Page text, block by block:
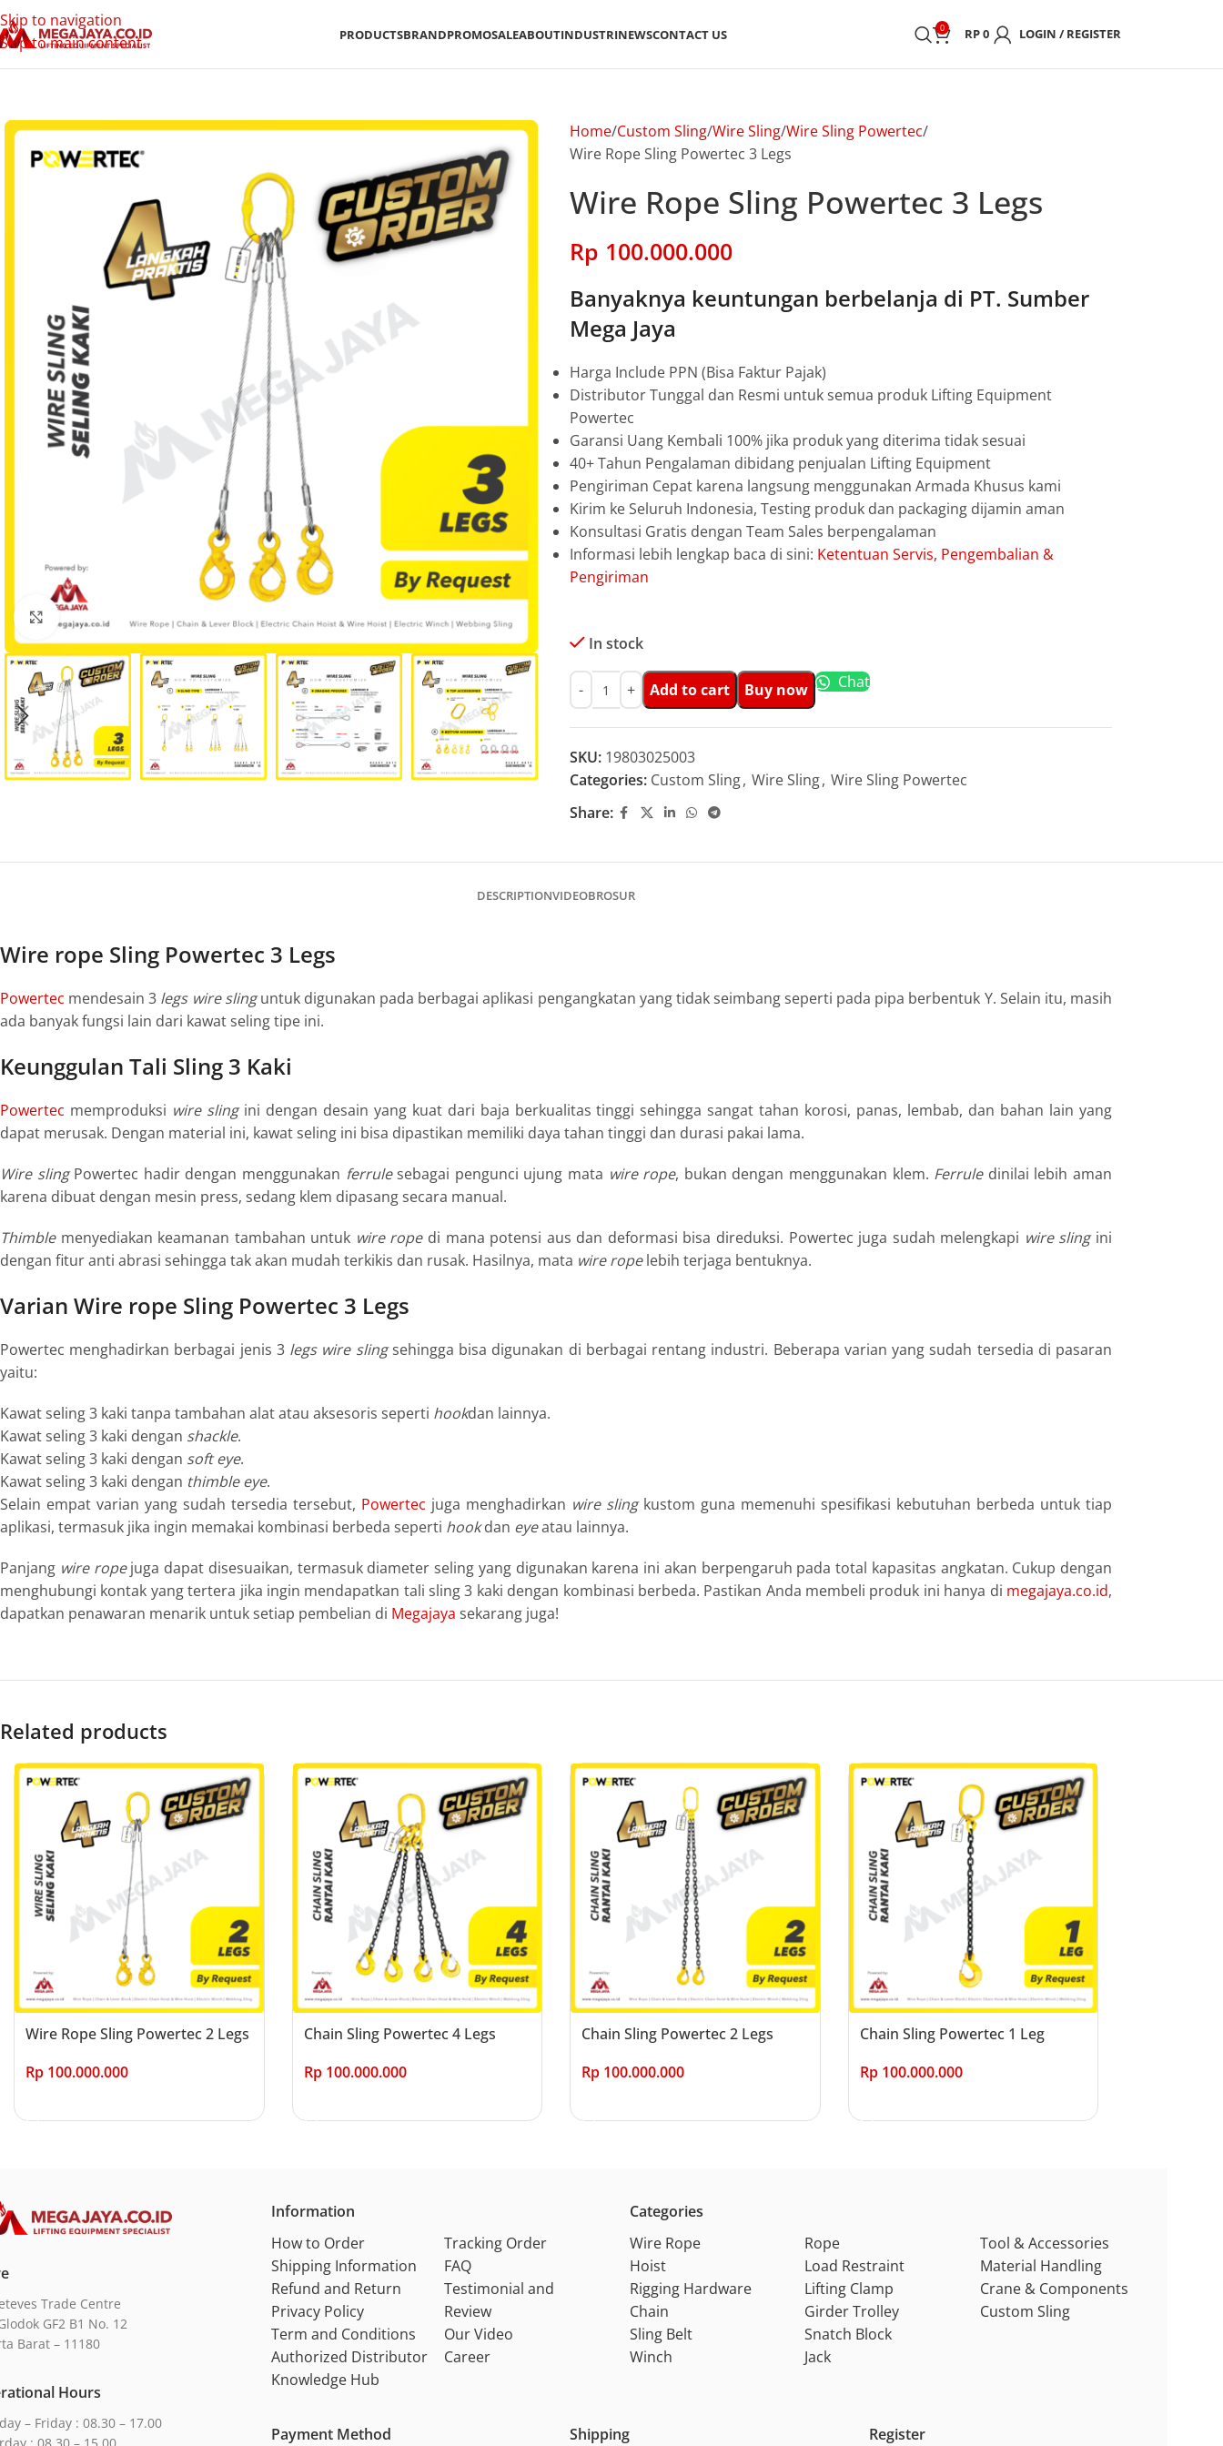
Skip to navigation
Skip to main content
PRODUCTSBRANDPROMOSALEABOUTINDUSTRINEWSCONTACT US 0 RP0 LOGIN / REGISTER
Click to enlarge
Home Custom Sling Wire Sling Wire Sling Powertec
Wire Rope Sling Powertec 3 Legs
Wire Rope Sling Powertec 3 Legs
Rp 100.000.000
Banyaknya keuntungan berbelanja di PT. Sumber
Mega Jaya
Harga Include PPN (Bisa Faktur Pajak)
Distributor Tunggal dan Resmi untuk semua produk Lifting Equipment
Powertec
Garansi Uang Kembali 100% jika produk yang diterima tidak sesuai
40+ Tahun Pengalaman dibidang penjualan Lifting Equipment
Pengiriman Cepat karena langsung menggunakan Armada Khusus kami
Kirim ke Seluruh Indonesia, Testing produk dan packaging dijamin aman
Konsultasi Gratis dengan Team Sales berpengalaman
Informasi lebih lengkap baca di sini: Ketentuan Servis, Pengembalian &
Pengiriman
In stock
Add to cart Buy now Chat
SKU: 19803025003
Categories: Custom Sling, Wire Sling, Wire Sling Powertec
Share:
DESCRIPTIONVIDEOBROSUR
Wire rope Sling Powertec 3 Legs
Powertec mendesain 3 legs wire slinguntuk digunakan pada berbagai aplikasi pengangkatan yang tidak seimbang seperti pada pipa berbentuk Y. Selain itu, masih
ada banyak fungsi lain dari kawat seling tipe ini.
Keunggulan Tali Sling 3 Kaki
Powertec memproduksi wire slingini dengan desain yang kuat dari baja berkualitas tinggi sehingga sangat tahan korosi, panas, lembab, dan bahan lain yang
dapat merusak. Dengan material ini, kawat seling ini bisa dipastikan memiliki daya tahan tinggi dan durasi pakai lama.
Wire slingPowertec hadir dengan menggunakan ferrulesebagai pengunci ujung mata wire rope, bukan dengan menggunakan klem. Ferruledinilai lebih aman
karena dibuat dengan mesin press, sedang klem dipasang secara manual.
Thimblemenyediakan keamanan tambahan untuk wire ropedi mana potensi aus dan deformasi bisa direduksi. Powertec juga sudah melengkapi wire slingini
dengan fitur anti abrasi sehingga tak akan mudah terkikis dan rusak. Hasilnya, mata wire ropelebih terjaga bentuknya.
Varian Wire rope Sling Powertec 3 Legs
Powertec menghadirkan berbagai jenis 3 legs wire slingsehingga bisa digunakan di berbagai rentang industri. Beberapa varian yang sudah tersedia di pasaran
yaitu:
Kawat seling 3 kaki tanpa tambahan alat atau aksesoris seperti hookdan lainnya.
Kawat seling 3 kaki dengan shackle.
Kawat seling 3 kaki dengan soft eye.
Kawat seling 3 kaki dengan thimble eye.
Selain empat varian yang sudah tersedia tersebut, Powertec juga menghadirkan wire slingkustom guna memenuhi spesifikasi kebutuhan berbeda untuk tiap
aplikasi, termasuk jika ingin memakai kombinasi berbeda seperti hookdan eyeatau lainnya.
Panjang wire ropejuga dapat disesuaikan, termasuk diameter seling yang digunakan karena ini akan berpengaruh pada total kapasitas angkatan. Cukup dengan
menghubungi kontak yang tertera jika ingin mendapatkan tali sling 3 kaki dengan kombinasi berbeda. Pastikan Anda membeli produk ini hanya di megajaya.co.id,
dapatkan penawaran menarik untuk setiap pembelian di Megajaya sekarang juga!
Related products
Wire Rope Sling Powertec 2 Legs
Rp 100.000.000
Chain Sling Powertec 4 Legs
Rp100.000.000
Chain Sling Powertec 2 Legs
Rp 100.000.000
Chain Sling Powertec 1 Leg
Rp100.000.000
Trade Centre
GF2 B1 No. 12
Barat – 11180
Hours
– Friday : 08.30 – 17.00
: 08.30 – 15.00
Information
How to Order
Shipping Information
Refund and Return
Privacy Policy
Term and Conditions
Authorized Distributor
Knowledge Hub
Tracking Order
FAQ
Testimonial and
Review
Our Video
Career
Categories
Wire Rope
Hoist
Rigging Hardware
Chain
Sling Belt
Winch
Rope
Load Restraint
Lifting Clamp
Girder Trolley
Snatch Block
Jack
Tool & Accessories
Material Handling
Crane & Components
Custom Sling
Payment Method Shipping Register